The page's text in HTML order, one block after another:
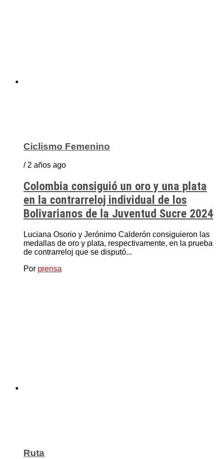
Ciclismo Femenino
/ 2 años ago
Colombia consiguió un oro y una plata
en la contrarreloj individual de los
Bolivarianos de la Juventud Sucre 2024
Luciana Osorio y Jerónimo Calderón consiguieron las
medallas de oro y plata, respectivamente, en la prueba
de contrarreloj que se disputó...
Por prensa
Ruta